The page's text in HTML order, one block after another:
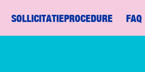
SOLLICITATIEPROCEDURE FAQ